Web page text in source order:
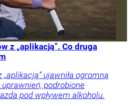
z „aplikacją”. Co druga
ujawniła ogromną
podrobione
pod wpływem alkoholu.